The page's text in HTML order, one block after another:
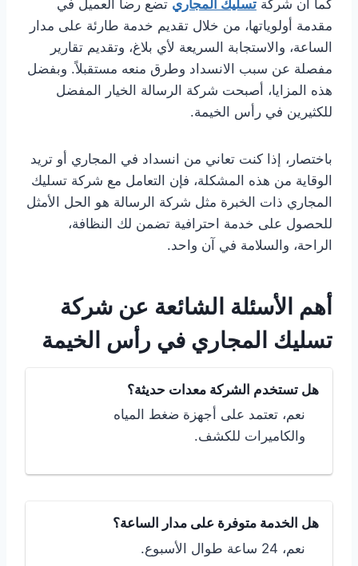
كما أن شركة تسليك المجاري تضع رضا العميل في
مقدمة أولوياتها، من خلال تقديم خدمة طارئة على مدار
الساعة، والاستجابة السريعة لأي بلاغ، وتقديم تقارير
مفصلة عن سبب الانسداد وطرق منعه مستقبلاً. وبفضل
هذه المزايا، أصبحت شركة الرسالة الخيار المفضل
للكثيرين في رأس الخيمة.
باختصار، إذا كنت تعاني من انسداد في المجاري أو تريد
الوقاية من هذه المشكلة، فإن التعامل مع شركة تسليك
المجاري ذات الخبرة مثل شركة الرسالة هو الحل الأمثل
للحصول على خدمة احترافية تضمن لك النظافة،
الراحة، والسلامة في آن واحد.
أهم الأسئلة الشائعة عن شركة
تسليك المجاري في رأس الخيمة
هل تستخدم الشركة معدات حديثة؟
نعم، تعتمد على أجهزة ضغط المياه
والكاميرات للكشف.
هل الخدمة متوفرة على مدار الساعة؟
نعم، 24 ساعة طوال الأسبوع.